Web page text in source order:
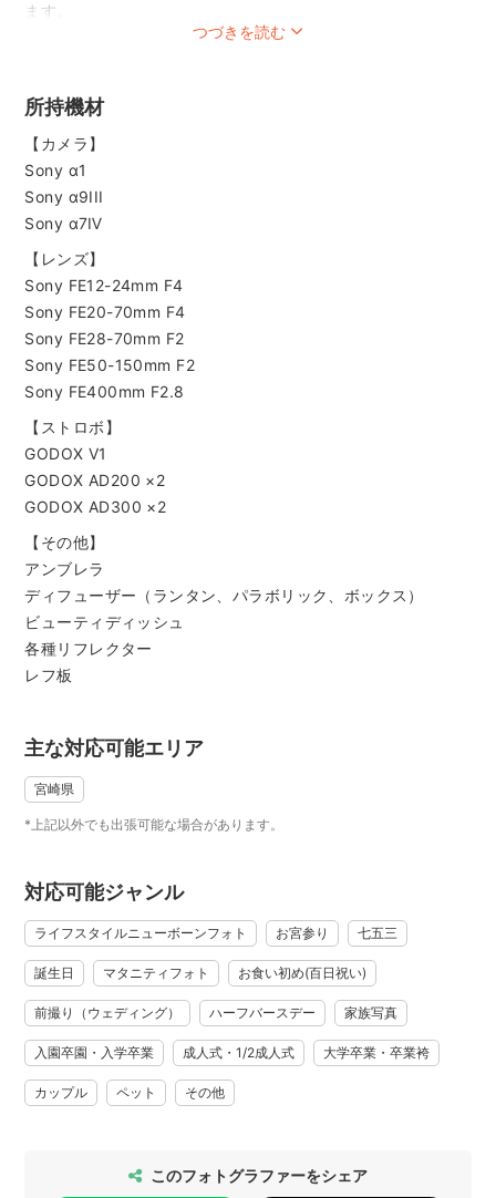
ます。
（J2テゲバジャーロ宮崎、ヴィアマテラス宮崎オフィシャ
ル）など人物撮影、料理、建築、車、商品撮影などを行って
います。
自称「晴れ男」なので、外での撮影は任せてください！（た
ぶん）
写真とデザインと時々音楽をやっております。
http://spooncat.net/
つづきを読む
所持機材
【カメラ】
Sony α1
Sony α9III
Sony α7Ⅳ
【レンズ】
Sony FE12-24mm F4
Sony FE20-70mm F4
Sony FE28-70mm F2
Sony FE50-150mm F2
Sony FE400mm F2.8
【ストロボ】
GODOX V1
GODOX AD200 ×2
GODOX AD300 ×2
【その他】
アンブレラ
ディフューザー（ランタン、パラボリック、ボックス）
ビューティディッシュ
各種リフレクター
レフ板
主な対応可能エリア
宮崎県
*上記以外でも出張可能な場合があります。
対応可能ジャンル
ライフスタイルニューボーンフォト お宮参り 七五三
誕生日 マタニティフォト お食い初め(百日祝い)
前撮り（ウェディング） ハーフバースデー 家族写真
入園卒園・入学卒業 成人式・1/2成人式 大学卒業・卒業袴
カップル ペット その他
このフォトグラファーをシェア